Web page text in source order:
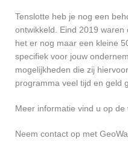
Tenslotte heb je nog een
ontwikkeld. Eind 2019
het er nog maar een kleine
specifiek voor jouw
mogelijkheden die zij
programma veel tijd en geld
Meer informatie vind u op de
Neem contact op met